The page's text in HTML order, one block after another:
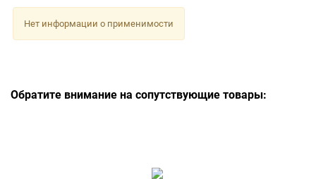
Нет информации о применимости
Обратите внимание на сопутствующие товары: